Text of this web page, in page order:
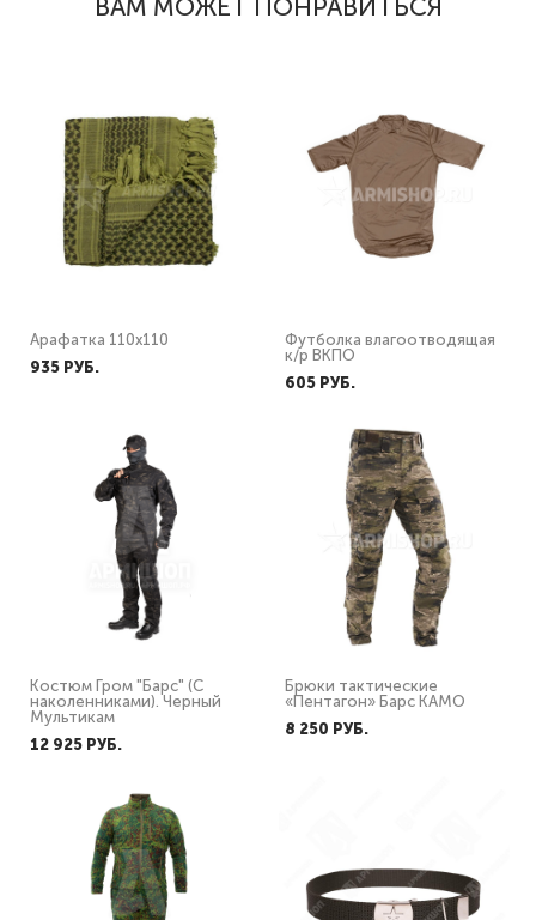
ВАМ МОЖЕТ ПОНРАВИТЬСЯ
Арафатка 110х110
935 PУБ.
Футболка влагоотводящая
к/р ВКПО
605 PУБ.
Костюм Гром "Барс" (С
наколенниками). Черный
Мультикам
12 925 PУБ.
Брюки тактические
«Пентагон» Барс КАМО
8 250 PУБ.